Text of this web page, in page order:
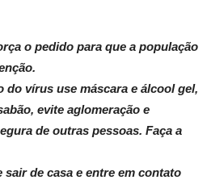
o pedido para que a população
do vírus use máscara e álcool gel,
evite aglomeração e
de outras pessoas. Faça a
sair de casa e entre em contato